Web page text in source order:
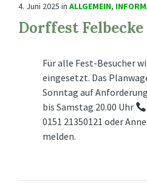
4. Juni 2025 in ALLGEMEIN,
Dorffest Felbecke
Für alle Fest-Besucher
eingesetzt. Das
Sonntag auf
bis Samstag 20.00 Uhr
0151 21350121 oder
melden.